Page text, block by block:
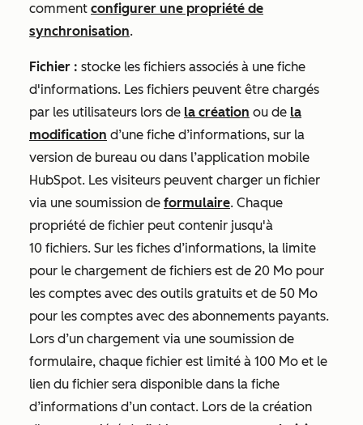
comment configurer une propriété de
synchronisation.
Fichier : stocke les fichiers associés à une fiche
d'informations. Les fichiers peuvent être chargés
par les utilisateurs lors de la création ou de la
modification d’une fiche d’informations, sur la
version de bureau ou dans l’application mobile
HubSpot. Les visiteurs peuvent charger un fichier
via une soumission de formulaire. Chaque
propriété de fichier peut contenir jusqu'à
10 fichiers. Sur les fiches d’informations, la limite
pour le chargement de fichiers est de 20 Mo pour
les comptes avec des outils gratuits et de 50 Mo
pour les comptes avec des abonnements payants.
Lors d’un chargement via une soumission de
formulaire, chaque fichier est limité à 100 Mo et le
lien du fichier sera disponible dans la fiche
d’informations d’un contact. Lors de la création